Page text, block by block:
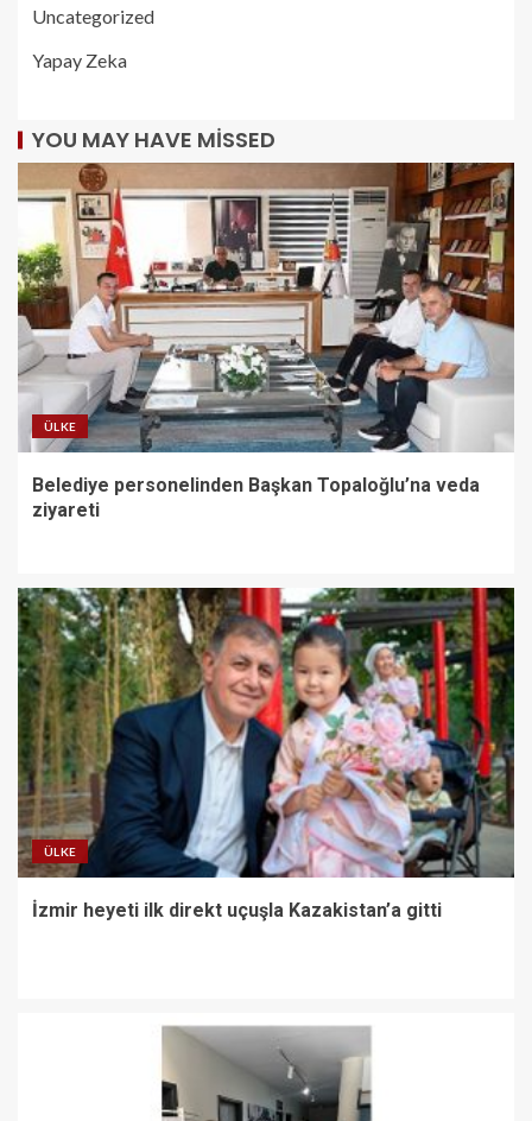
Uncategorized
Yapay Zeka
YOU MAY HAVE MISSED
ÜLKE
Belediye personelinden Başkan Topaloğlu’na veda
ziyareti
ÜLKE
İzmir heyeti ilk direkt uçuşla Kazakistan’a gitti